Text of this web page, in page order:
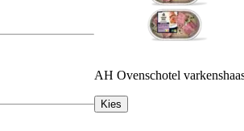
AH Ovenschotel
Kies